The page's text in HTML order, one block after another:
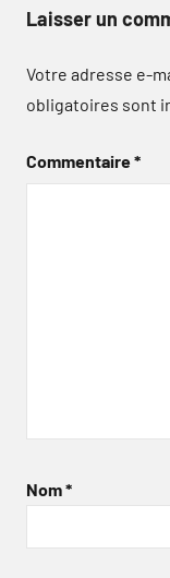
Laisser un
Votre adresse e-
obligatoires sont
Commentaire*
Nom*